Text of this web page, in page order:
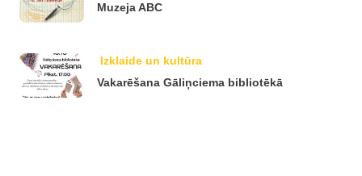
Muzeja ABC
Izklaide un kultūra
Vakarēšana Gāliņciema bibliotēkā